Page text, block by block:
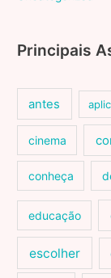
Principais
antes
cinema
conheça
educação
escolher